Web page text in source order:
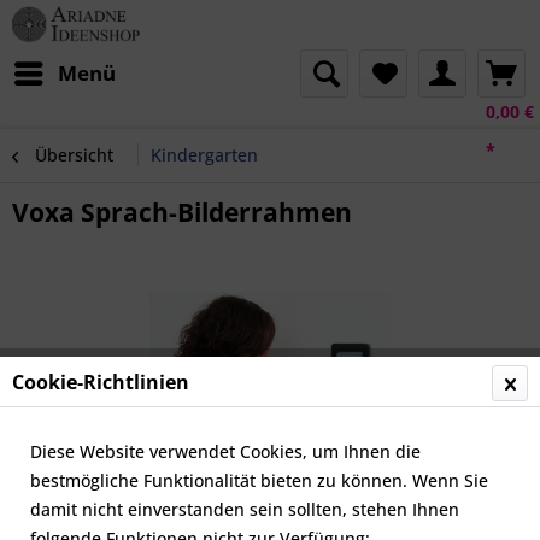
Menü
0,00 €
*
Übersicht Kindergarten
Voxa Sprach-Bilderrahmen
Cookie-Richtlinien
Diese Website verwendet Cookies, um Ihnen die
bestmögliche Funktionalität bieten zu können. Wenn Sie
damit nicht einverstanden sein sollten, stehen Ihnen